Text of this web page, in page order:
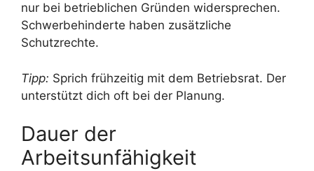
nur bei betrieblichen Gründen widersprechen.
Schwerbehinderte haben zusätzliche
Schutzrechte.
Tipp: Sprich frühzeitig mit dem Betriebsrat. Der
unterstützt dich oft bei der Planung.
Dauer der
Arbeitsunfähigkeit